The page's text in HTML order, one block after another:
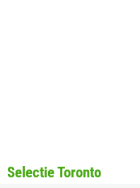
Selectie Toronto